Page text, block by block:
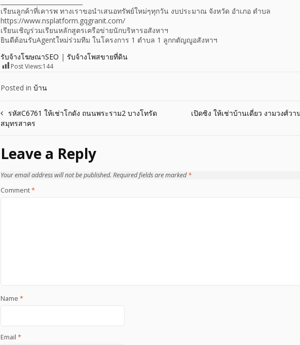
เรียนลูกค้าที่เคารพ ทางเราขอนำเสนอทรัพย์ใหม่ๆทุกวัน งบประมาณ จังหวัด อำเภอ ตำบล
https://www.nsplatform.gqgranit.com/
เรียนเชิญร่วมเรียนหลักสูตรเครือข่ายนักบริหารอสังหาฯ
ยินดีต้อนรับAgentใหม่ร่วมทีม ในโครงการ 1 ตำบล 1 ลูกกตัญญูอสังหาฯ
รับจ้างโฆษณาSEO | รับจ้างโพสขายที่ดิน
Post Views:144
Posted in บ้าน
Post
navigation
รหัสC6761 ให้เช่าโกดัง ถนนพระราม2 บางโทรัด
สมุทรสาคร
เปิดซิง ให้เช่าบ้านเดี่ยว งามวงศ์ว
Leave a Reply
Your email address will not be published. Required fields are marked*
Comment*
Name *
Email *